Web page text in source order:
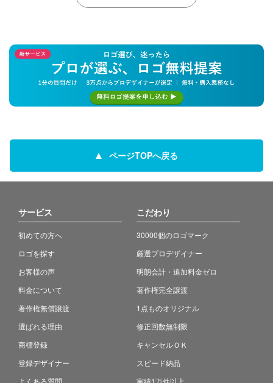
ページTOPへ戻る
サービス
初めての方へ
ロゴを探す
お客様の声
料金について
著作権無償譲渡
選ばれる理由
商標登録
登録デザイナー
よくある質問
こだわり
30000個のロゴマーク
厳選プロデザイナー
明朗会計・追加料金ゼロ
著作権完全譲渡
1点ものオリジナル
修正回数無制限
キャンセルＯＫ
スピード納品
実績1万件以上